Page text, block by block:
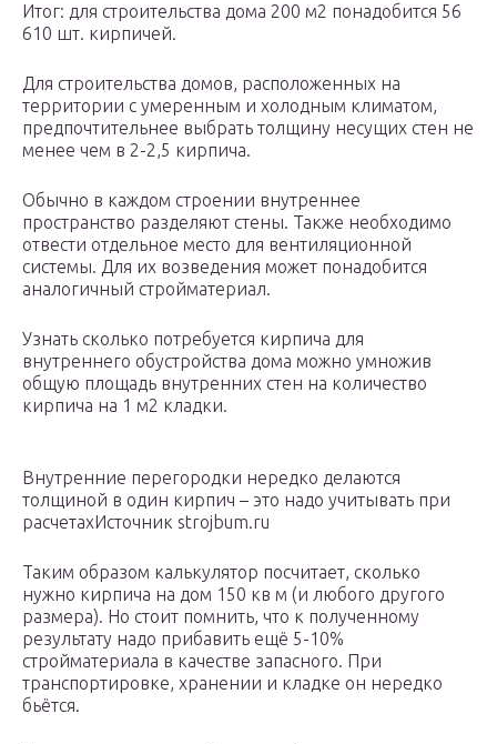
Итог: для строительства дома 200 м2 понадобится 56
610 шт. кирпичей.
Для строительства домов, расположенных на
территории с умеренным и холодным климатом,
предпочтительнее выбрать толщину несущих стен не
менее чем в 2-2,5 кирпича.
Обычно в каждом строении внутреннее
пространство разделяют стены. Также необходимо
отвести отдельное место для вентиляционной
системы. Для их возведения может понадобится
аналогичный стройматериал.
Узнать сколько потребуется кирпича для
внутреннего обустройства дома можно умножив
общую площадь внутренних стен на количество
кирпича на 1 м2 кладки.
Внутренние перегородки нередко делаются
толщиной в один кирпич – это надо учитывать при
расчетахИсточник strojbum.ru
Таким образом калькулятор посчитает, сколько
нужно кирпича на дом 150 кв м (и любого другого
размера). Но стоит помнить, что к полученному
результату надо прибавить ещё 5-10%
стройматериала в качестве запасного. При
транспортировке, хранении и кладке он нередко
бьётся.